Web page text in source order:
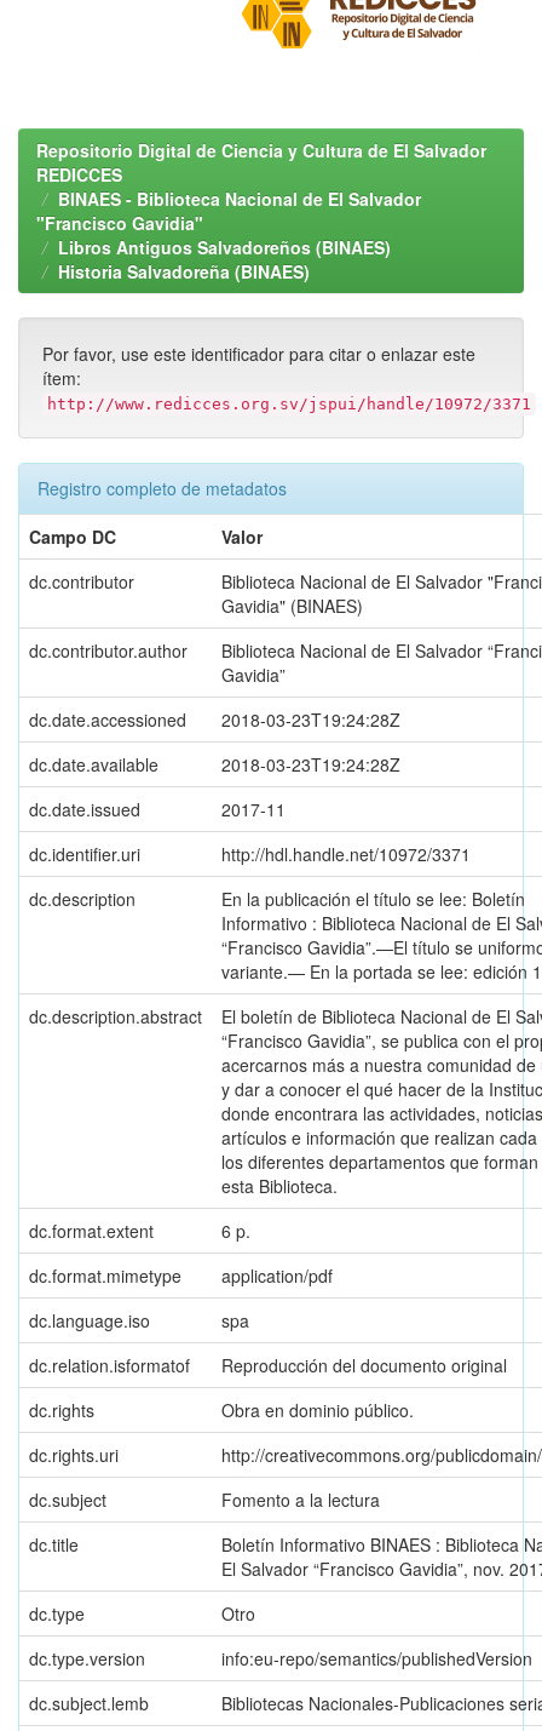
Repositorio Digital de Ciencia y Cultura de El Salvador
REDICCES
BINAES - Biblioteca Nacional de El Salvador
"Francisco Gavidia"
Libros Antiguos Salvadoreños (BINAES)
Historia Salvadoreña (BINAES)
Por favor, use este identificador para citar o enlazar este
ítem:
http://www.redicces.org.sv/jspui/handle/10972/3371
Registro completo de metadatos
Campo DC
Valor
dc.contributor
Biblioteca Nacional de El Salvador
Gavidia" (BINAES)
dc.contributor.author
Biblioteca Nacional de El Salvador
Gavidia”
dc.date.accessioned
2018-03-23T19:24:28Z
dc.date.available
2018-03-23T19:24:28Z
dc.date.issued
2017-11
dc.identifier.uri
http://hdl.handle.net/10972/3371
dc.description
En la publicación el título se lee: Boletín
Informativo : Biblioteca Nacional de El
“Francisco Gavidia”.—El título se
variante.— En la portada se lee: edición
dc.description.abstract
El boletín de Biblioteca Nacional de El
“Francisco Gavidia”, se publica con el
acercarnos más a nuestra comunidad de
y dar a conocer el qué hacer de la
donde encontrara las actividades,
artículos e información que realizan
los diferentes departamentos que
esta Biblioteca.
dc.format.extent
6 p.
dc.format.mimetype
application/pdf
dc.language.iso
spa
dc.relation.isformatof
Reproducción del documento original
dc.rights
Obra en dominio público.
dc.rights.uri
http://creativecommons.org/
dc.subject
Fomento a la lectura
dc.title
Boletín Informativo BINAES : Biblioteca
El Salvador “Francisco Gavidia”, nov.
dc.type
Otro
dc.type.version
info:eu-repo/semantics/publishedVersion
dc.subject.lemb
Bibliotecas Nacionales-Publicaciones